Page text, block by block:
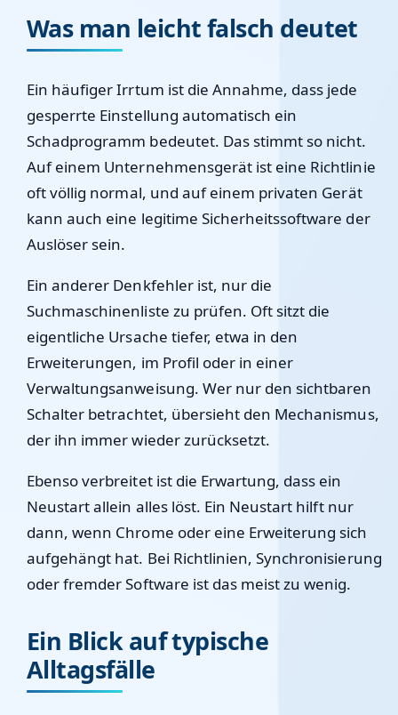
Was man leicht falsch deutet
Ein häufiger Irrtum ist die Annahme, dass jede
gesperrte Einstellung automatisch ein
Schadprogramm bedeutet. Das stimmt so nicht.
Auf einem Unternehmensgerät ist eine Richtlinie
oft völlig normal, und auf einem privaten Gerät
kann auch eine legitime Sicherheitssoftware der
Auslöser sein.
Ein anderer Denkfehler ist, nur die
Suchmaschinenliste zu prüfen. Oft sitzt die
eigentliche Ursache tiefer, etwa in den
Erweiterungen, im Profil oder in einer
Verwaltungsanweisung. Wer nur den sichtbaren
Schalter betrachtet, übersieht den Mechanismus,
der ihn immer wieder zurücksetzt.
Ebenso verbreitet ist die Erwartung, dass ein
Neustart allein alles löst. Ein Neustart hilft nur
dann, wenn Chrome oder eine Erweiterung sich
aufgehängt hat. Bei Richtlinien, Synchronisierung
oder fremder Software ist das meist zu wenig.
Ein Blick auf typische
Alltagsfälle